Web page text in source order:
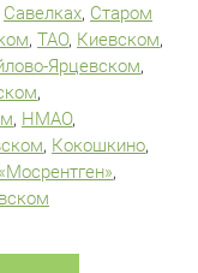
Савелках, Старом
, ТАО, Киевском,
Ярцевском,
,
, НМАО,
, Кокошкино,
,